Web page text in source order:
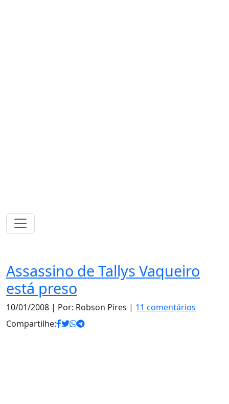
Assassino de Tallys Vaqueiro
está preso
10/01/2008 | Por: Robson Pires | 11 comentários
Compartilhe: